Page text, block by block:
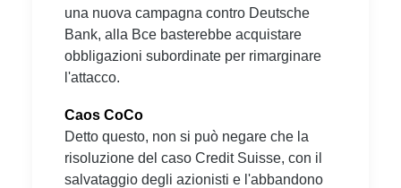
una nuova campagna contro Deutsche
Bank, alla Bce basterebbe acquistare
obbligazioni subordinate per rimarginare
l'attacco.
Caos CoCo
Detto questo, non si può negare che la
risoluzione del caso Credit Suisse, con il
salvataggio degli azionisti e l'abbandono